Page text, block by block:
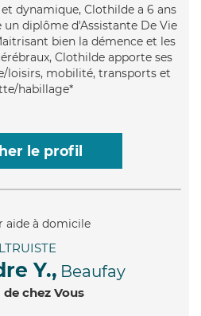
dynamique, Clothilde a 6 ans
un diplôme d'Assistante De Vie
bien la démence et les
Clothilde apporte ses
loisirs, mobilité, transports et
habillage*
le profil
Y., Beaufay
chez Vous